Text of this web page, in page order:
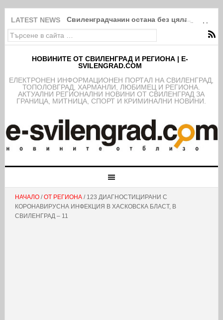
LATEST NEWS Свиленградчанин остана без цяла „модна“
НОВИНИТЕ ОТ СВИЛЕНГРАД И РЕГИОНА | E-
SVILENGRAD.COM
EЛЕКТРОНЕН ИНФОРМАЦИОНЕН ПОРТАЛ НА СВИЛЕНГРАД,
ТОПОЛОВГРАД, ХАРМАНЛИ, ЛЮБИМЕЦ И РЕГИОНА.
АКТУАЛНИ РЕГИОНАЛНИ НОВИНИ ОТ СВИЛЕНГРАД ЗА
ГРАНИЦА, МИТНИЦА, СПОРТ И КРИМИНАЛНИ НОВИНИ.
НАЧАЛО/ОТ РЕГИОНА/ 123 ДИАГНОСТИЦИРАНИ С
КОРОНАВИРУСНА ИНФЕКЦИЯ В ХАСКОВСКА БЛАСТ, В
СВИЛЕНГРАД – 11